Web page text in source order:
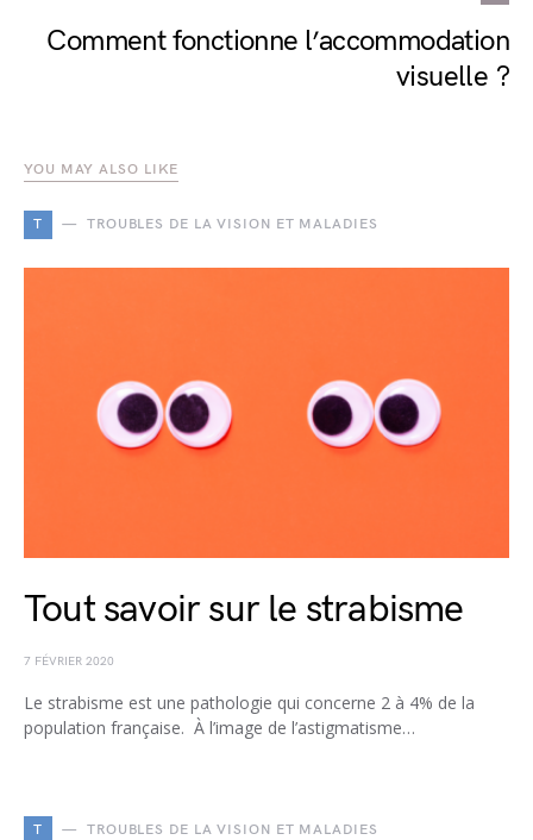
Comment fonctionne l’accommodation
visuelle ?
YOU MAY ALSO LIKE
T TROUBLES DE LA VISION ET MALADIES
Tout savoir sur le strabisme
7 FÉVRIER 2020
Le strabisme est une pathologie qui concerne 2 à 4% de la
population française. À l’image de l’astigmatisme…
T TROUBLES DE LA VISION ET MALADIES